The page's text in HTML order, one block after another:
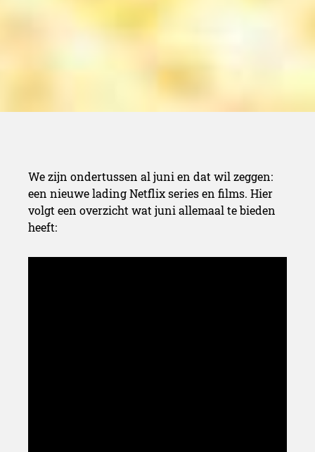
We zijn ondertussen al juni en dat wil zeggen:
een nieuwe lading Netflix series en films. Hier
volgt een overzicht wat juni allemaal te bieden
heeft: